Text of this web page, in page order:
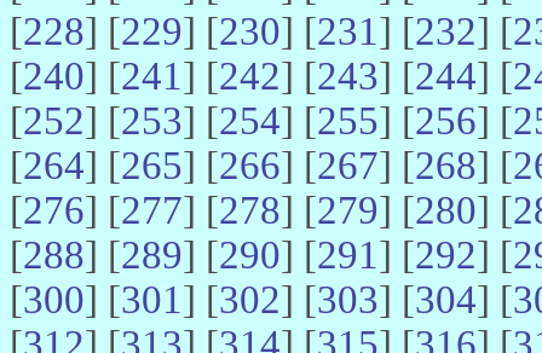
[228] [229] [230] [231] [232] [
[240] [241] [242] [243] [244] [
[252] [253] [254] [255] [256] [
[264] [265] [266] [267] [268] [
[276] [277] [278] [279] [280] [
[288] [289] [290] [291] [292] [
[300] [301] [302] [303] [304] [
[312] [313] [314] [315] [316] [